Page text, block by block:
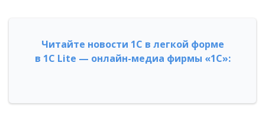
Читайте новости 1С в легкой форме
в 1С Lite — онлайн-медиа фирмы «1С»: